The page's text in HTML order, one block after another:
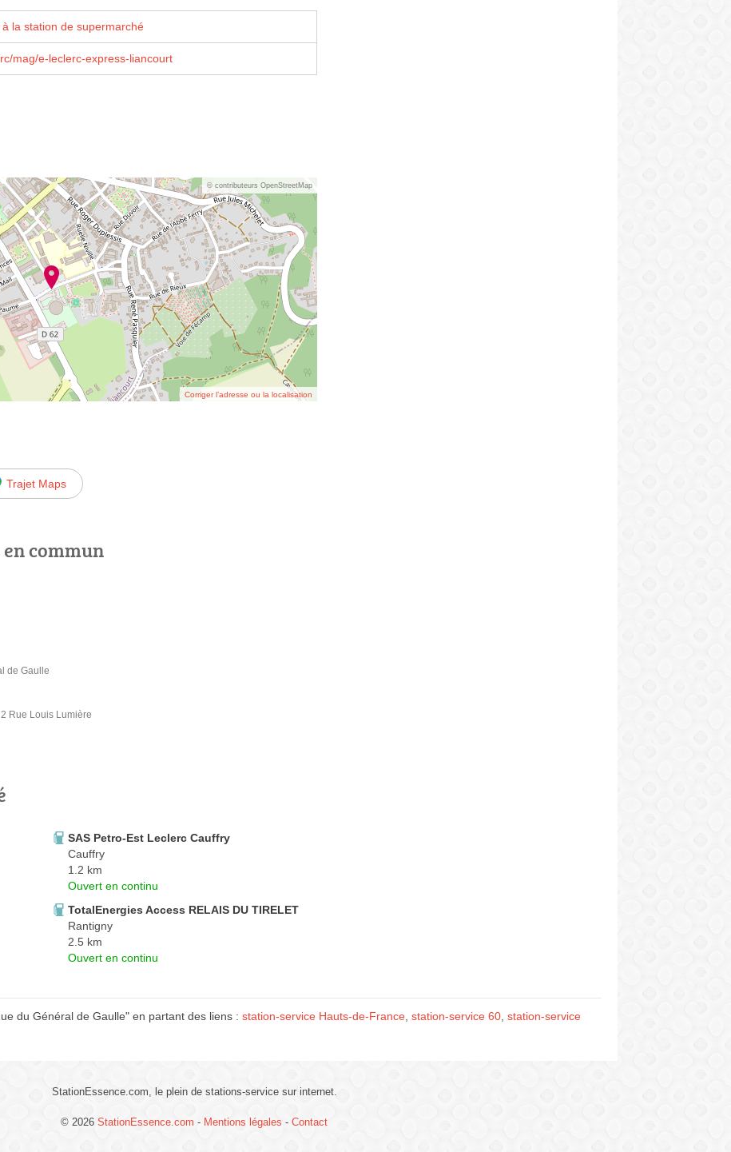
la station de supermarché
mag/e-leclerc-express-liancourt
© contributeurs OpenStreetMap
Corriger l’adresse ou la localisation
Trajet Maps
commun
de Gaulle
Rue Louis Lumière
SAS Petro-Est Leclerc Cauffry
Cauffry
1.2 km
Ouvert en continu
TotalEnergies Access RELAIS DU TIRELET
Rantigny
2.5 km
Ouvert en continu
du Général de Gaulle" en partant des liens : station-service Hauts-de-France, station-service 60, station-service
StationEssence.com, le plein de stations-service sur internet.
© 2026 StationEssence.com - Mentions légales - Contact